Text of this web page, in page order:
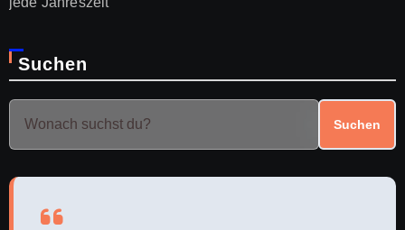
Suchen
Suchen